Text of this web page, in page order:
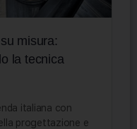
misura:
la tecnica
italiana con
progettazione e